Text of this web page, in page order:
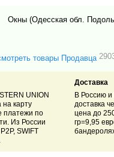
Окны (Одесская обл.
товары Продавца
UNION
на карту
платежи по
Из России
SWIFT
Доставка
В Россию
доставка
цена до
гр=9,95